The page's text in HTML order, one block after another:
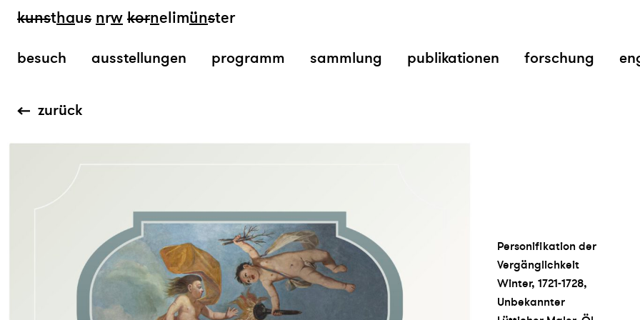
kunsthaus nrw kornelimünster
besuch ausstellungen programm sammlung publikationen forschung
zurück
Personifikation der
Vergänglichkeit
Winter, 1721-1728,
Unbekannter